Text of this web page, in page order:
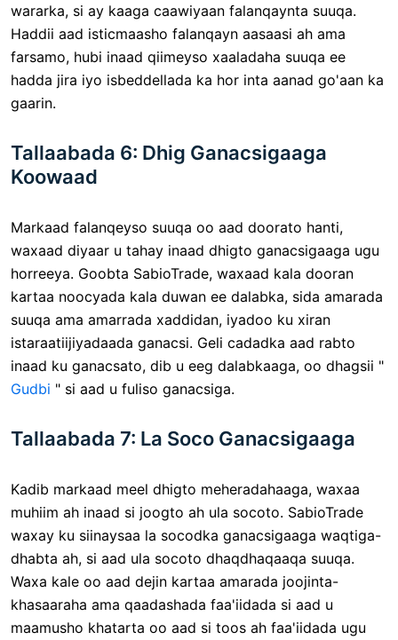
wararka, si ay kaaga caawiyaan falanqaynta suuqa.
Haddii aad isticmaasho falanqayn aasaasi ah ama
farsamo, hubi inaad qiimeyso xaaladaha suuqa ee
hadda jira iyo isbeddellada ka hor inta aanad go'aan ka
gaarin.
Tallaabada 6: Dhig Ganacsigaaga
Koowaad
Markaad falanqeyso suuqa oo aad doorato hanti,
waxaad diyaar u tahay inaad dhigto ganacsigaaga ugu
horreeya. Goobta SabioTrade, waxaad kala dooran
kartaa noocyada kala duwan ee dalabka, sida amarada
suuqa ama amarrada xaddidan, iyadoo ku xiran
istaraatiijiyadaada ganacsi. Geli cadadka aad rabto
inaad ku ganacsato, dib u eeg dalabkaaga, oo dhagsii "
Gudbi " si aad u fuliso ganacsiga.
Tallaabada 7: La Soco Ganacsigaaga
Kadib markaad meel dhigto meheradahaaga, waxaa
muhiim ah inaad si joogto ah ula socoto. SabioTrade
waxay ku siinaysaa la socodka ganacsigaaga waqtiga-
dhabta ah, si aad ula socoto dhaqdhaqaaqa suuqa.
Waxa kale oo aad dejin kartaa amarada joojinta-
khasaaraha ama qaadashada faa'iidada si aad u
maamusho khatarta oo aad si toos ah faa'iidada ugu